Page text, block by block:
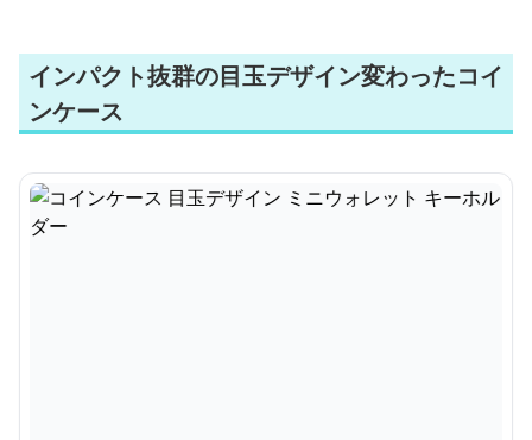
インパクト抜群の目玉デザイン変わったコイ
ンケース